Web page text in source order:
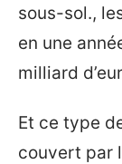
sous-sol.,
en une
milliard
Et ce type
couvert par